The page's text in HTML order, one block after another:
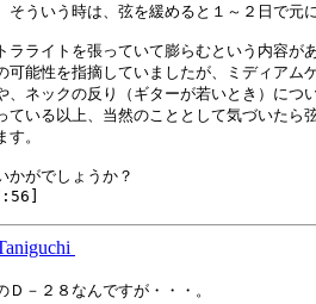
そういう時は、弦を緩めると１～２日で元
ラライトを張っていて膨らむという内容が
可能性を指摘していましたが、ミディアム
、ネックの反り（ギターが若いとき）につ
ている以上、当然のこととして気づいたら
。
かがでしょうか？
－２８なんですが・・・。